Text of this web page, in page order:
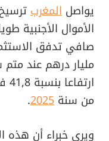
يواصل المغرب
الأموال الأجنبية
مليار درهم عند
من سنة 2025
.
ويرى خبراء أن